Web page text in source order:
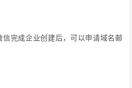
完成企业创建后，可以申请域名邮